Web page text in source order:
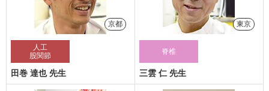
京都
人工
股関節
田巻 達也 先生
東京
脊椎
三雲 仁 先生